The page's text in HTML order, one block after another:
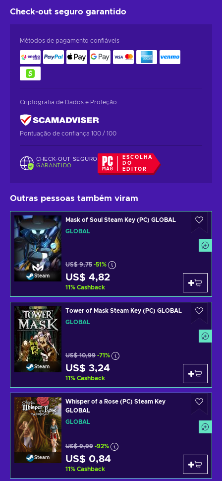
Check-out seguro garantido
Métodos de pagamento confiáveis
Criptografia de Dados e Proteção
Pontuação de confiança 100 / 100
CHECK-OUT SEGURO
GARANTIDO
ESCOLHA
DO
EDITOR
Outras pessoas também viram
Steam
Mask of Soul Steam Key (PC) GLOBAL
GLOBAL
US$ 9,75 -51%
US$ 4,82
11% Cashback
Steam
Tower of Mask Steam Key (PC) GLOBAL
GLOBAL
US$ 10,99 -71%
US$ 3,24
11% Cashback
Steam
Whisper of a Rose (PC) Steam Key
GLOBAL
GLOBAL
US$ 9,99 -92%
US$ 0,84
11% Cashback